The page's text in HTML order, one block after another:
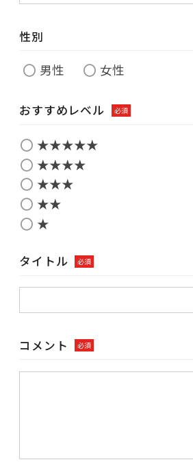
性別
男性 女性
おすすめレベル 必須
★★★★★
★★★★
★★★
★★
★
タイトル 必須
コメント 必須